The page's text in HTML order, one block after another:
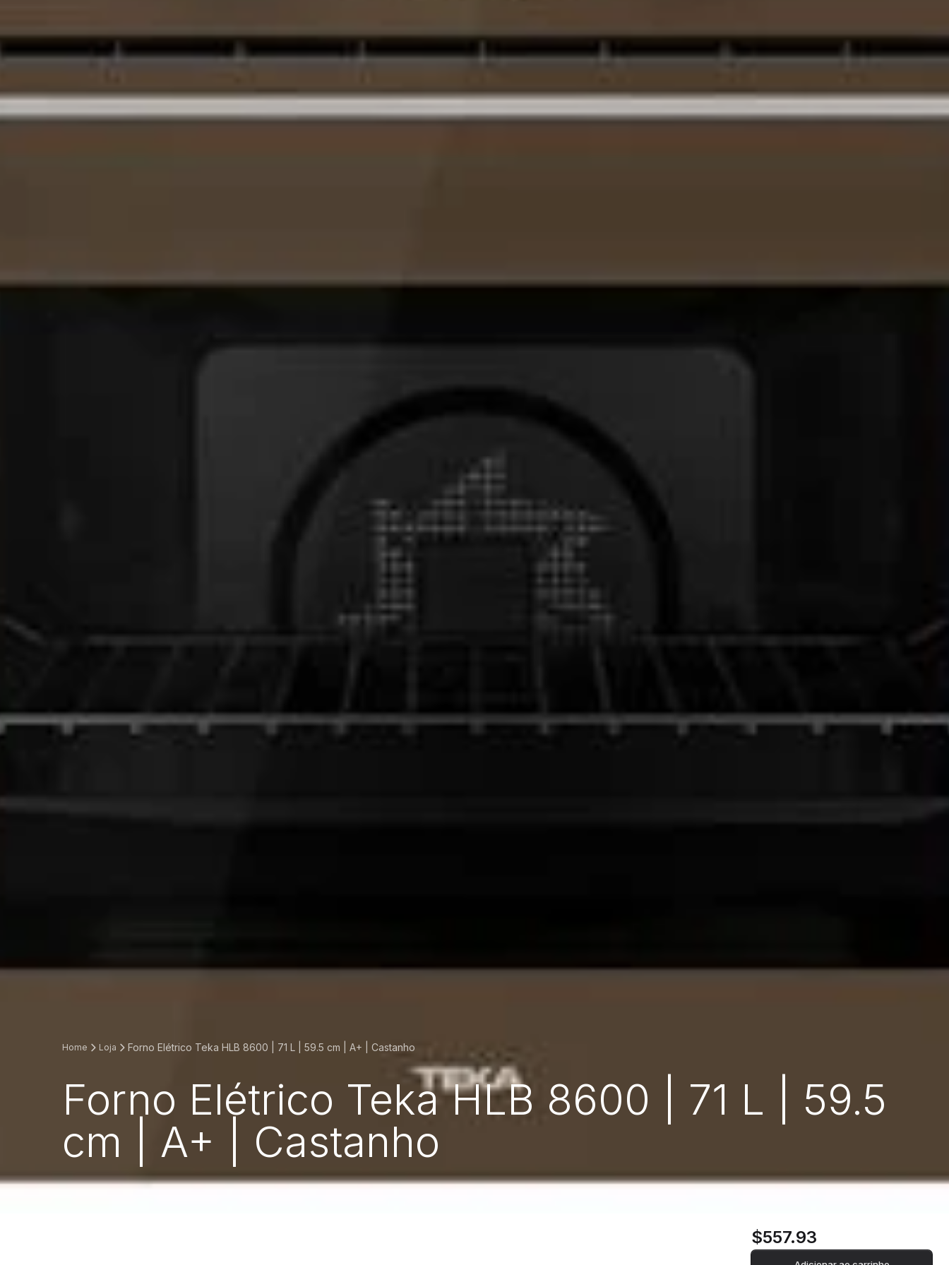
Home Loja Forno Elétrico Teka HLB 8600 | 71 L | 59.5 cm | A+ | Castanho
Forno Elétrico Teka HLB 8600 | 71 L | 59.5
cm | A+ | Castanho
$557.93